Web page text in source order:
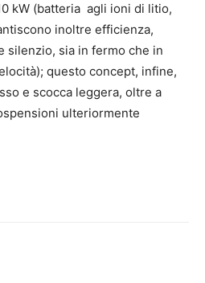
kW (batteria agli ioni di litio,
inoltre efficienza,
silenzio, sia in fermo che in
questo concept, infine,
e scocca leggera, oltre a
ulteriormente